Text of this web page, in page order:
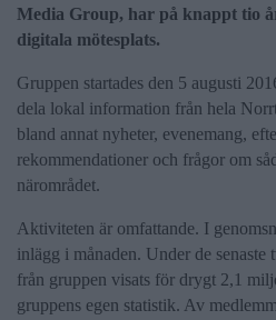
Media Group, har på knappt tio
digitala mötesplats.
Gruppen startades den 5 augusti
dela lokal information från hela
bland annat nyheter, evenemang,
rekommendationer och frågor om
närområdet.
Aktiviteten är omfattande. I
inlägg i månaden. Under de senaste
från gruppen visats för drygt 2,1
gruppens egen statistik. Av